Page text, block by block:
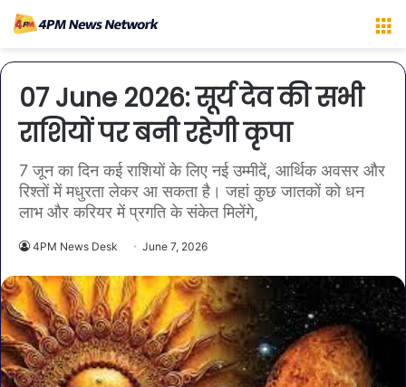
07 June 2026: सूर्य देव की सभी
राशियों पर बनी रहेगी कृपा
7 जून का दिन कई राशियों के लिए नई उम्मीदें, आर्थिक अवसर और
रिश्तों में मधुरता लेकर आ सकता है। जहां कुछ जातकों को धन
लाभ और करियर में प्रगति के संकेत मिलेंगे,
4PM News Desk June 7, 2026